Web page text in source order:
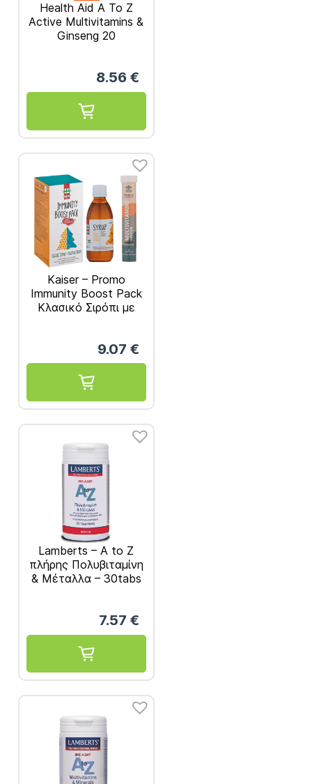
Health Aid A To Z
Active Multivitamins &
Ginseng 20
8.56 €
Kaiser – Promo
Immunity Boost Pack
Κλασικό Σιρόπι με
αναβράζοντα δισκία
9.07 €
Lamberts – A to Z
πλήρης Πολυβιταμίνη
& Μέταλλα – 30tabs
7.57 €